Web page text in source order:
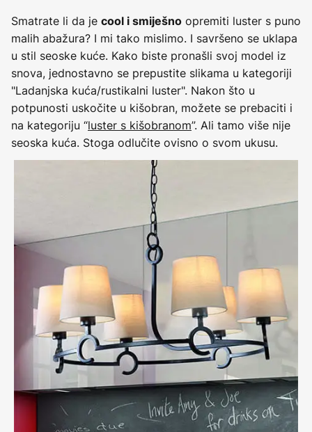
Smatrate li da je cool i smiješno opremiti luster s puno
malih abažura? I mi tako mislimo. I savršeno se uklapa
u stil seoske kuće. Kako biste pronašli svoj model iz
snova, jednostavno se prepustite slikama u kategoriji
"Ladanjska kuća/rustikalni luster". Nakon što u
potpunosti uskočite u kišobran, možete se prebaciti i
na kategoriju “luster s kišobranom”. Ali tamo više nije
seoska kuća. Stoga odlučite ovisno o svom ukusu.